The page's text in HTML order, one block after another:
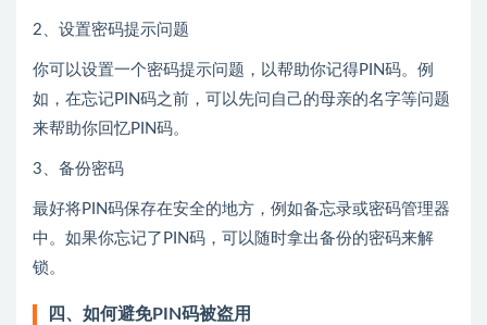
2、设置密码提示问题
你可以设置一个密码提示问题，以帮助你记得PIN码。例
如，在忘记PIN码之前，可以先问自己的母亲的名字等问题
来帮助你回忆PIN码。
3、备份密码
最好将PIN码保存在安全的地方，例如备忘录或密码管理器
中。如果你忘记了PIN码，可以随时拿出备份的密码来解
锁。
四、如何避免PIN码被盗用